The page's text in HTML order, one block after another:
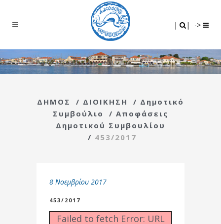
| | ->
ΔΗΜΟΣ / ΔΙΟΙΚΗΣΗ / Δημοτικό
Συμβούλιο
/ Αποφάσεις
Δημοτικού Συμβουλίου
/ 453/2017
8 Νοεμβρίου 2017
453/2017
Failed to fetch Error: URL